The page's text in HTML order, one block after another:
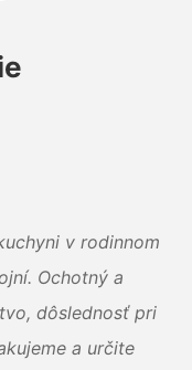
v rodinnom
Ochotný a
dôslednosť pri
a určite